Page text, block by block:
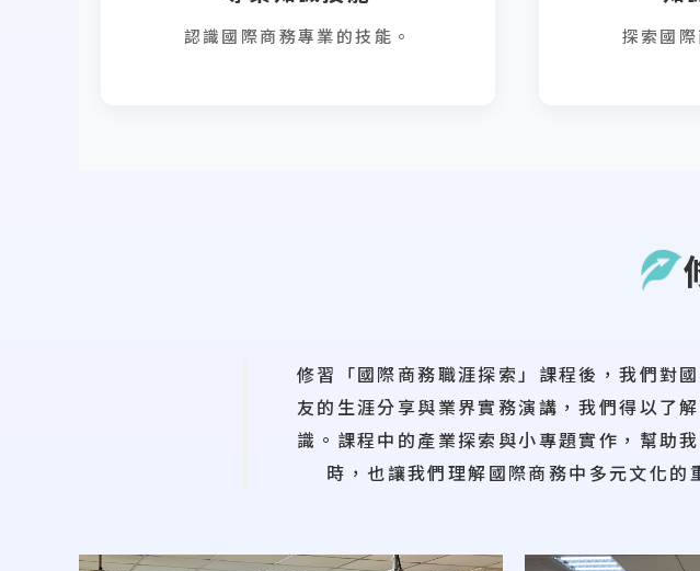
認識國際商務專業的技能。 探索國
修習「國際商務職涯探索」課程後，我們對
友的生涯分享與業界實務演講，我們得以了
識。課程中的產業探索與小專題實作，幫助
時，也讓我們理解國際商務中多元文化的